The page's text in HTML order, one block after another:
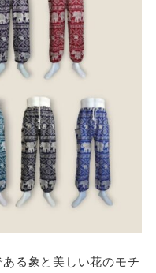
る象と美しい花のモチ